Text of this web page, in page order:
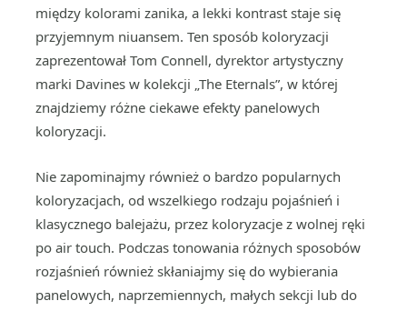
między kolorami zanika, a lekki kontrast staje się
przyjemnym niuansem. Ten sposób koloryzacji
zaprezentował Tom Connell, dyrektor artystyczny
marki Davines w kolekcji „The Eternals”, w której
znajdziemy różne ciekawe efekty panelowych
koloryzacji.
Nie zapominajmy również o bardzo popularnych
koloryzacjach, od wszelkiego rodzaju pojaśnień i
klasycznego balejażu, przez koloryzacje z wolnej ręki
po air touch. Podczas tonowania różnych sposobów
rozjaśnień również skłaniajmy się do wybierania
panelowych, naprzemiennych, małych sekcji lub do